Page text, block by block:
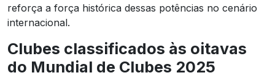
reforça a força histórica dessas potências no cenário
internacional.
Clubes classificados às oitavas
do Mundial de Clubes 2025